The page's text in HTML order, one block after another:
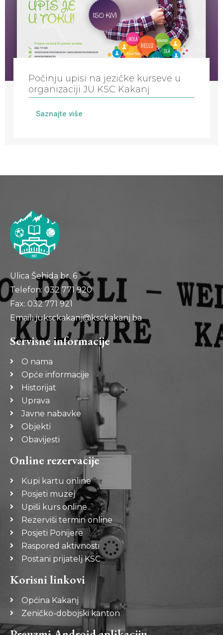
Počinju upisi na jezičke kurseve u
organizaciji JU KSC Kakanj
Saznajte više
Ulica Šehida br. 6
Telefon: 032 771 920
Fax: 032 771 921
Email: juksckakanj@ksckakanj.ba
Servisne informacije
O nama
Opće informacije
Historijat
Uprava
Javne nabavke
Objekti
Obavijesti
Online rezervacije
Kupi kartu online
Posjeti muzej
Upiši kurs online
Rezerviši termin online
Posjeti Ponijere
Raspored aktivnosti
Postani prijatelj KSC
Korisni linkovi
Općina Kakanj
Zeničko-dobojski kanton